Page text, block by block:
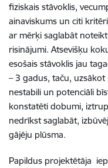
fiziskais stāvoklis,
ainaviskums un citi
ar mērķi saglabāt
risinājumi. Atsevišķu
esošais stāvoklis jau
– 3 gadus, taču,
nestabili un potenciāli
konstatēti dobumi,
nedrīkst saglabāt,
gājēju plūsma.
Papildus projektētāja